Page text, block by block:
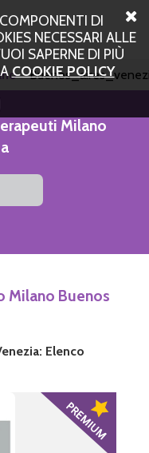
DI
NECESSARI ALLE
SAPERNE DI PIÙ
COOKIE POLICY
Milano
Milano Buenos
Elenco